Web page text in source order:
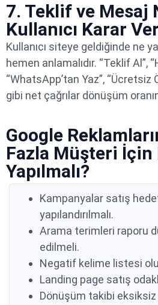
7. Teklif ve Mesaj
Kullanıcı Karar
Kullanıcı siteye geldiğinde ne
hemen anlamalıdır. “Teklif Al”,
“WhatsApp’tan Yaz”, “Ücretsiz
gibi net çağrılar dönüşüm
Google
Fazla Müşteri İçin
Yapılmalı?
Kampanyalar satış
yapılandırılmalı.
Arama terimleri raporu
edilmeli.
Negatif kelime listesi
Landing page satış
Dönüşüm takibi eksiksiz